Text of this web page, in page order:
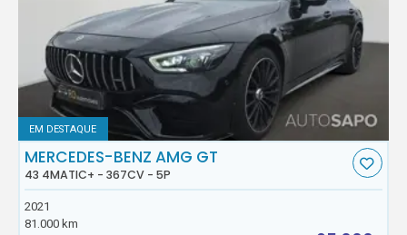
EM DESTAQUE
MERCEDES-BENZ AMG GT
43 4MATIC+ - 367CV - 5P
2021
81.000 km